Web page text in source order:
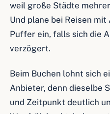
weil große Städte
Und plane bei Reisen
Puffer ein, falls sich die
verzögert.
Beim Buchen lohnt sich
Anbieter, denn dieselbe
und Zeitpunkt deutlich